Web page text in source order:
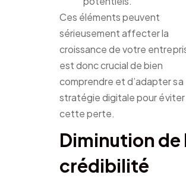
Ces éléments peuvent
sérieusement affecter la
croissance de votre
est donc crucial de bien
comprendre et d’adapter sa
stratégie digitale pour éviter
cette perte.
Diminution de
crédibilité